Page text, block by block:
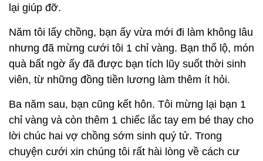
lại giúp đỡ.
Năm tôi lấy chồng, bạn ấy vừa mới đi làm không lâu
nhưng đã mừng cưới tôi 1 chỉ vàng. Bạn thổ lộ, món
quà bất ngờ ấy đã được bạn tích lũy suốt thời sinh
viên, từ những đồng tiền lương làm thêm ít hỏi.
Ba năm sau, bạn cũng kết hôn. Tôi mừng lại bạn 1
chỉ vàng và còn thêm 1 chiếc lắc tay em bé thay cho
lời chúc hai vợ chồng sớm sinh quý tử. Trong
chuyện cưới xin chúng tôi rất hài lòng về cách cư